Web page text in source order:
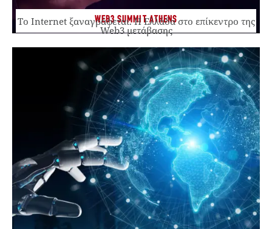
WEB3 SUMMIT ATHENS
Το Internet ξαναγράφεται. Η Ελλάδα στο επίκεντρο της
Web3 μετάβασης